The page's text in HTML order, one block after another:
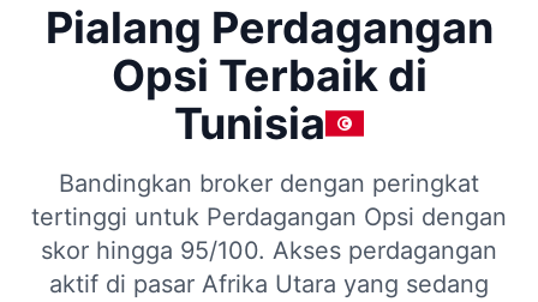
Pialang Perdagangan
Opsi Terbaikdi
Tunisia
Bandingkan broker dengan peringkat
tertinggi untuk Perdagangan Opsi dengan
skor hingga 95/100. Akses perdagangan
aktif di pasar Afrika Utara yang sedang